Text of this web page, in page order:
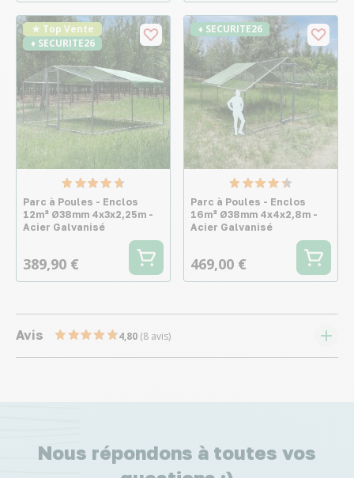
★ Top Vente
♦ SECURITE26
Parc à Poules - Enclos
12m² Ø38mm 4x3x2,25m -
Acier Galvanisé
389,90 €
♦ SECURITE26
Parc à Poules - Enclos
16m² Ø38mm 4x4x2,8m -
Acier Galvanisé
469,00 €
Avis 4,80 (8 avis)
Nous répondons à toutes vos